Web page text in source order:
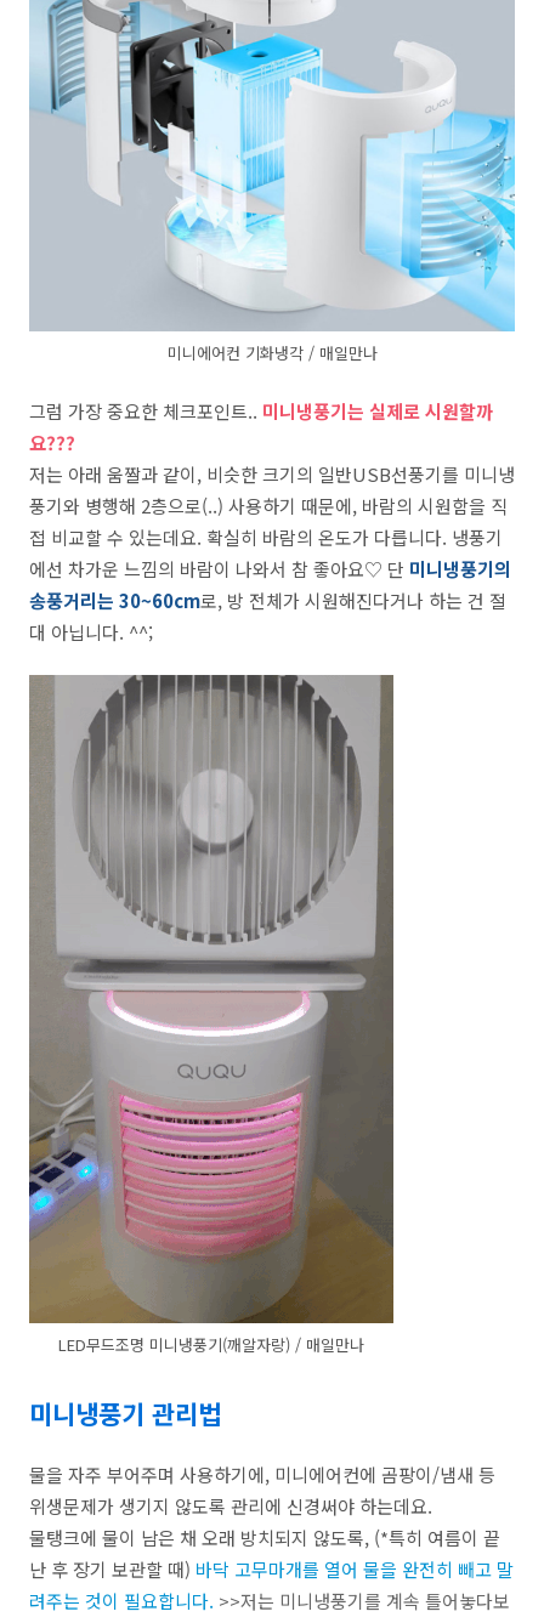
미니에어컨 기화냉각 / 매일만나
그럼 가장 중요한 체크포인트.. 미니냉풍기는 실제로 시원할까
요???
저는 아래 움짤과 같이, 비슷한 크기의 일반USB선풍기를 미니냉
풍기와 병행해 2층으로(..) 사용하기 때문에, 바람의 시원함을 직
접 비교할 수 있는데요. 확실히 바람의 온도가 다릅니다. 냉풍기
에선 차가운 느낌의 바람이 나와서 참 좋아요♡ 단 미니냉풍기의
송풍거리는 30~60cm로, 방 전체가 시원해진다거나 하는 건 절
대 아닙니다. ^^;
LED무드조명 미니냉풍기(깨알자랑) / 매일만나
미니냉풍기 관리법
물을 자주 부어주며 사용하기에, 미니에어컨에 곰팡이/냄새 등
위생문제가 생기지 않도록 관리에 신경써야 하는데요.
물탱크에 물이 남은 채 오래 방치되지 않도록, (*특히 여름이 끝
난 후 장기 보관할 때) 바닥 고무마개를 열어 물을 완전히 빼고 말
려주는 것이 필요합니다. >>저는 미니냉풍기를 계속 틀어놓다보